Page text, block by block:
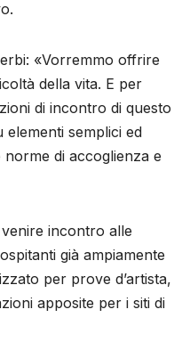
«Vorremmo offrire
della vita. E per
di incontro di questo
semplici ed
di accoglienza e
incontro alle
già ampiamente
per prove d’artista,
apposite per i siti di